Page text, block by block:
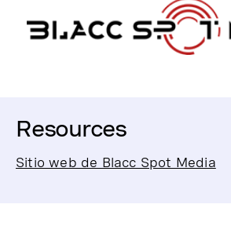
Resources
Sitio web de Blacc Spot Media